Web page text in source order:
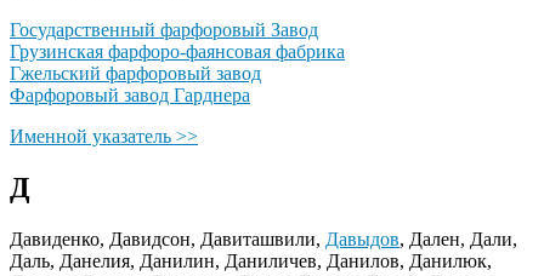
Государственный фарфоровый Завод
Грузинская фарфоро-фаянсовая фабрика
Гжельский фарфоровый завод
Фарфоровый завод Гарднера
Именной указатель >>
Д
Давиденко, Давидсон, Давиташвили, Давыдов, Дален, Дали,
Даль, Данелия, Данилин, Даниличев, Данилов, Данилюк,